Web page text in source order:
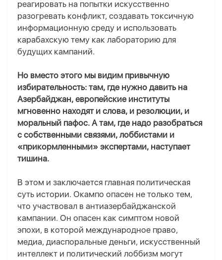
реагировать на попытки искусственно
разогревать конфликт, создавать токсичную
информационную среду и использовать
карабахскую тему как лабораторию для
будущих кампаний.
Но вместо этого мы видим привычную
избирательность: там, где нужно давить на
Азербайджан, европейские институты
мгновенно находят и слова, и резолюции, и
моральный пафос. А там, где надо разобраться
с собственными связями, лоббистами и
«прикормленными» экспертами, наступает
тишина.
В этом и заключается главная политическая
суть истории. Окампо опасен не только тем,
что участвовал в антиазербайджанской
кампании. Он опасен как симптом новой
эпохи, в которой международное право,
медиа, диаспоральные деньги, искусственный
интеллект и политический лоббизм могут